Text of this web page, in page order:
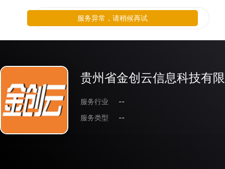
贵州省金创云信息科技有
服务行业
--
服务类型
--
服务异常，请稍候再试